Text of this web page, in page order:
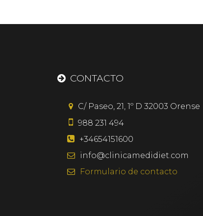
CONTACTO
C/ Paseo, 21, 1º D 32003 Orense
988 231 494
+34654151600
info@clinicamedidiet.com
Formulario de contacto